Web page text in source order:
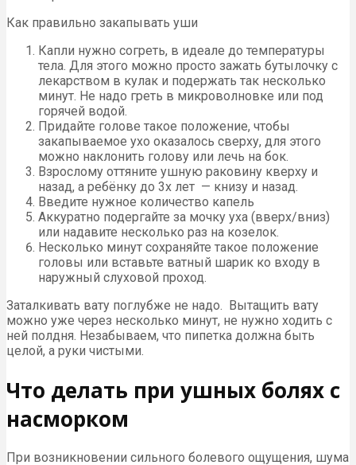
Как правильно закапывать уши
Капли нужно согреть, в идеале до температуры
тела. Для этого можно просто зажать бутылочку с
лекарством в кулак и подержать так несколько
минут. Не надо греть в микроволновке или под
горячей водой.
Придайте голове такое положение, чтобы
закапываемое ухо оказалось сверху, для этого
можно наклонить голову или лечь на бок.
Взрослому оттяните ушную раковину кверху и
назад, а ребёнку до 3х лет — книзу и назад.
Введите нужное количество капель
Аккуратно подергайте за мочку уха (вверх/вниз)
или надавите несколько раз на козелок.
Несколько минут сохраняйте такое положение
головы или вставьте ватный шарик ко входу в
наружный слуховой проход.
Заталкивать вату поглубже не надо. Вытащить вату
можно уже через несколько минут, не нужно ходить с
ней полдня. Незабываем, что пипетка должна быть
целой, а руки чистыми.
Что делать при ушных болях с
насморком
При возникновении сильного болевого ощущения, шума